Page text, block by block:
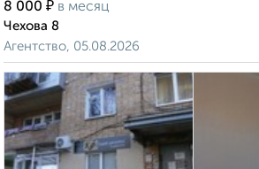
8 000 ₽ в месяц
Чехова 8
Агентство, 05.08.2026